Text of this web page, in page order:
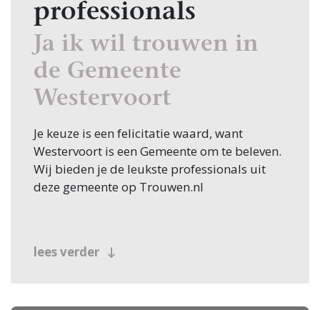
professionals
Ja ik wil trouwen in
de Gemeente
Westervoort
Je keuze is een felicitatie waard, want
Westervoort is een Gemeente om te beleven.
Wij bieden je de leukste professionals uit
deze gemeente op Trouwen.nl
lees verder